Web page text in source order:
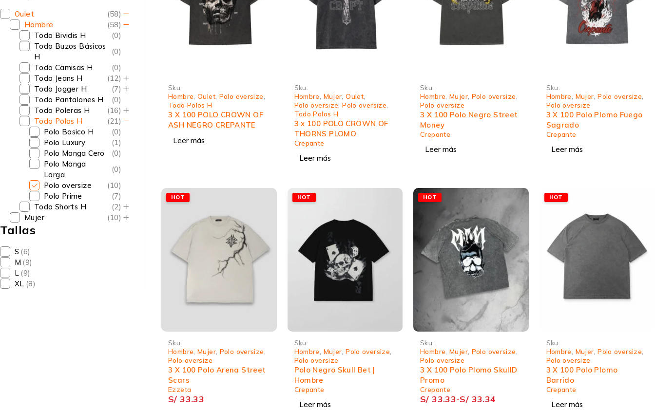
Oulet
(58)
Hombre
(58)
Todo Bividis H
(0)
Todo Buzos Básicos
H
(0)
Todo Camisas H
(0)
Todo Jeans H
(12)
Todo Jogger H
(7)
Todo Pantalones H
(0)
Todo Poleras H
(16)
Todo Polos H
(21)
Polo Basico H
(0)
Polo Luxury
(1)
Polo Manga Cero
(0)
Polo Manga
Larga
(0)
Polo oversize
(10)
Polo Prime
(7)
Todo Shorts H
(2)
Mujer
(10)
Tallas
S (6)
M (9)
L (9)
XL (8)
Sku:
Hombre Oulet, Polo oversize
Todo Polos H
3 X 100 POLO CROWN OF
ASH NEGRO CREPANTE
Leer más
Sku:
Hombre Mujer ,Oulet
Polo oversize ,Polo oversize
Todo Polos H
3 x 100 POLO CROWN OF
THORNS PLOMO
Crepante
Leer más
Sku:
Hombre Mujer, Polo oversize
Polo oversize
3 X 100 Polo Negro Street
Money
Crepante
Leer más
Sku:
Hombre Mujer ,Polo oversize
Polo oversize
3 X 100 Polo Plomo Fuego
Sagrado
Crepante
Leer más
HOT
Sku:
Hombre Mujer, Polo oversize
Polo oversize
3 X 100 Polo Arena Street
Scars
Ezzeta
S/ 33.33
HOT
Sku:
Hombre Mujer ,Polo oversize
Polo oversize
Polo Negro Skull Bet |
Hombre
Crepante
Leer más
HOT
Sku:
Hombre Mujer, Polo oversize
Polo oversize
3 X 100 Polo Plomo SkullD
Promo
Crepante
S/ 33.33-S/ 33.34
HOT
Sku:
Hombre Mujer ,Polo oversize
Polo oversize
3 X 100 Polo Plomo
Barrido
Crepante
Leer más